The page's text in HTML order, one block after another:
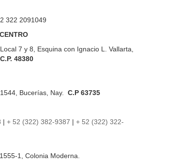
322 2091049
7 y 8, Esquina con Ignacio L. Vallarta,
C.P. 48380
Bucerías, Nay. C.P 63735
| + 52 (322) 382-9387 | + 52 (322) 322-
1, Colonia Moderna.